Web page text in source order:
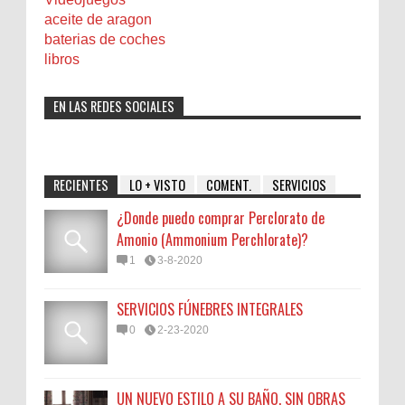
aceite de aragon
baterias de coches
libros
EN LAS REDES SOCIALES
RECIENTES LO + VISTO COMENT. SERVICIOS
¿Donde puedo comprar Perclorato de
Amonio (Ammonium Perchlorate)?
1 3-8-2020
SERVICIOS FÚNEBRES INTEGRALES
0 2-23-2020
UN NUEVO ESTILO A SU BAÑO, SIN OBRAS